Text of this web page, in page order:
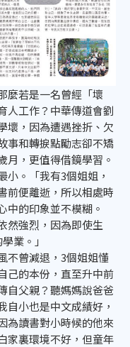
麼若是一名曾經「壞
人工作？中華傳道會劉
壞，因為遭遇挫折、欠
事和轉捩點勵志卻不矯
月，更值得借鏡學習。
小。「我有3個姐姐，
前便離逝，所以相處時
中的印象並不模糊。
然強烈，因為即使生
業。」
不曾減退，3個姐姐懂
己的本份，直至升中前
自父親？聽媽媽說爸爸
自小也是中文成績好，
為讀書對小時候的他來
家裏環境不好，但童年